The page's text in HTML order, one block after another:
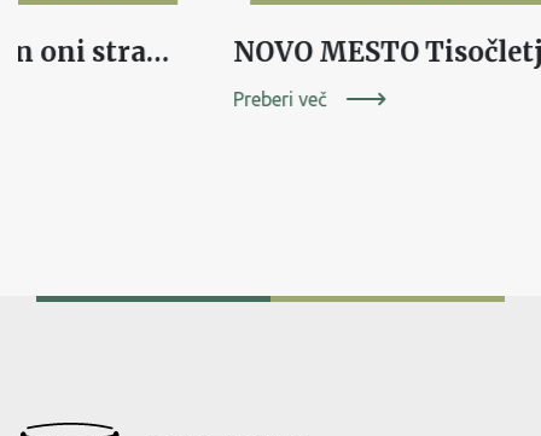
Življenje na tej in oni strani – Novo mesto pred 3000 leti
Preberi več